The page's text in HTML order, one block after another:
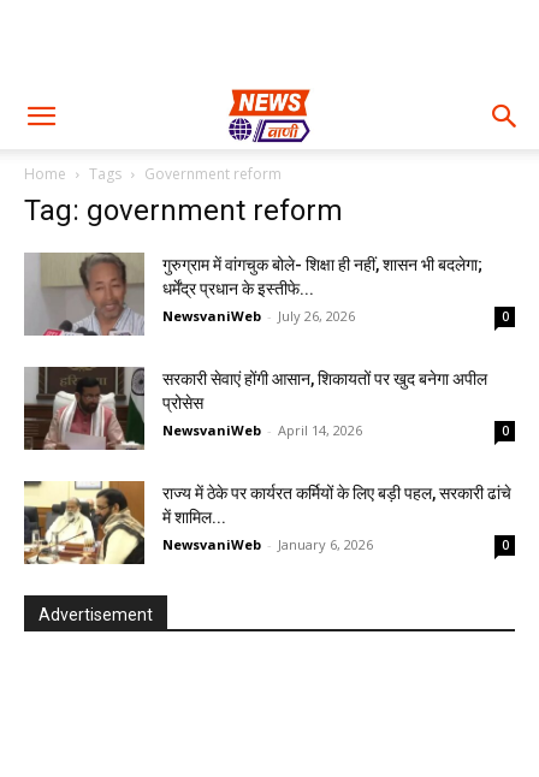
Home Tags Government reform
Tag: government reform
गुरुग्राम में वांगचुक बोले- शिक्षा ही नहीं, शासन भी बदलेगा;
धर्मेंद्र प्रधान के इस्तीफे...
NewsvaniWeb - July 26, 2026 0
सरकारी सेवाएं होंगी आसान, शिकायतों पर खुद बनेगा अपील
प्रोसेस
NewsvaniWeb - April 14, 2026 0
राज्य में ठेके पर कार्यरत कर्मियों के लिए बड़ी पहल, सरकारी ढांचे
में शामिल...
NewsvaniWeb - January 6, 2026 0
Advertisement